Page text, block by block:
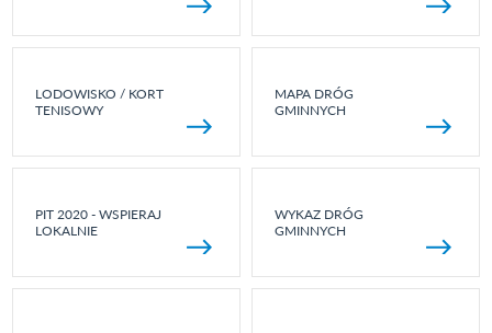
LODOWISKO / KORT
TENISOWY
MAPA DRÓG
GMINNYCH
PIT 2020 - WSPIERAJ
LOKALNIE
WYKAZ DRÓG
GMINNYCH